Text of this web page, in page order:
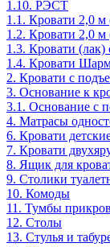
1.10. РЭСТ
1.1. Кровати 2,0
1.2. Кровати 2,0
1.3. Кровати (лак)
1.4. Кровати
2. Кровати с
3. Основание к
3.1. Основание с
4. Матрасы
6. Кровати
7. Кровати
8. Ящик для
9. Столики
10. Комоды
11. Тумбы
12. Столы
13. Стулья и